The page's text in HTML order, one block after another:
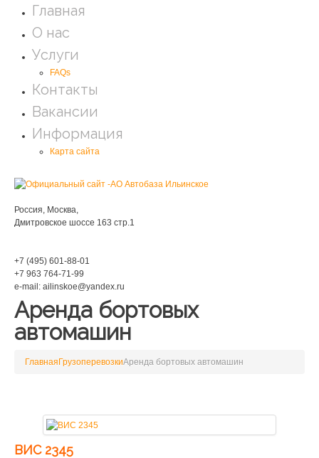
Главная
О нас
Услуги
FAQs
Контакты
Вакансии
Информация
Карта сайта
Россия, Москва,
Дмитровское шоссе 163 стр.1
+7 (495) 601-88-01
+7 963 764-71-99
e-mail: ailinskoe@yandex.ru
Аренда бортовых
автомашин
Главная ГрузоперевозкиАренда бортовых автомашин
ВИС 2345